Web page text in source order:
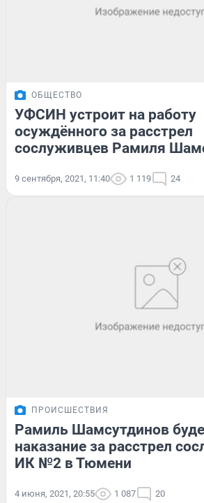
ОБЩЕСТВО
УФСИН устроит на работу
осуждённого за расстрел
сослуживцев Рамиля
9 сентября, 2021, 11:40 1 119 24
ПРОИСШЕСТВИЯ
Рамиль Шамсутдинов
наказание за расстрел
ИК №2 в Тюмени
4 июня, 2021, 20:55 1 087 20